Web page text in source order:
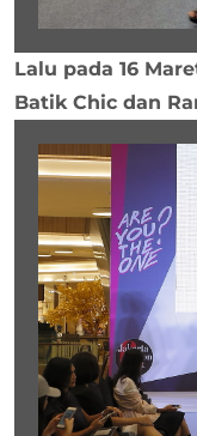
Lalu pada 16
Batik Chic dan